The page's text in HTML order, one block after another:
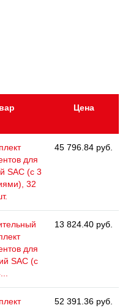
Цена
для
SAC (с 3
32
45 796.84 руб.
для
SAC (с
13 824.40 руб.
52 391.36 руб.